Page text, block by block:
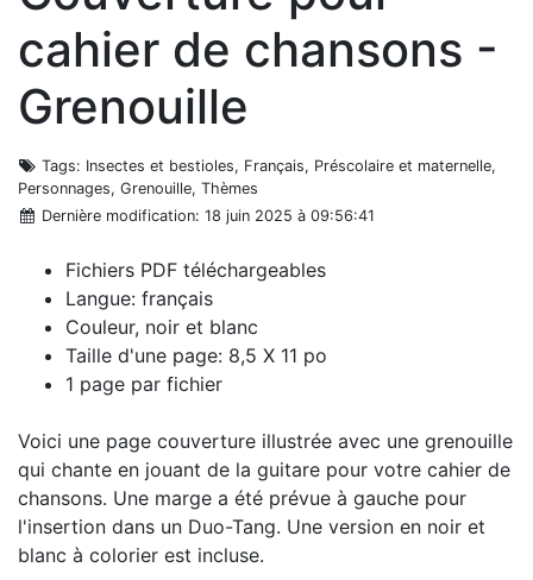
cahier de chansons -
Grenouille
Tags: Insectes et bestioles, Français, Préscolaire et maternelle,
Personnages, Grenouille, Thèmes
Dernière modification: 18 juin 2025 à 09:56:41
Fichiers PDF téléchargeables
Langue: français
Couleur, noir et blanc
Taille d'une page: 8,5 X 11 po
1 page par fichier
Voici une page couverture illustrée avec une grenouille
qui chante en jouant de la guitare pour votre cahier de
chansons. Une marge a été prévue à gauche pour
l'insertion dans un Duo-Tang. Une version en noir et
blanc à colorier est incluse.